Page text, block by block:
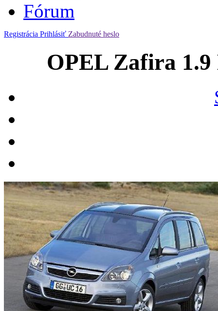
Fórum
Registrácia Prihlásiť Zabudnuté heslo
OPEL Zafira